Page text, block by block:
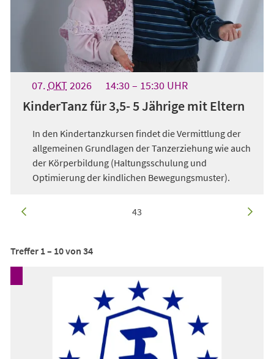
07. OKT2026 14:30 15:30UHR
KinderTanz für 3,5- 5 Jährige mit Eltern
In den Kindertanzkursen findet die Vermittlung der
allgemeinen Grundlagen der Tanzerziehung wie auch
der Körperbildung (Haltungsschulung und
Optimierung der kindlichen Bewegungsmuster).
vorherige
aktuelle Seite: 43
nächste
Treffer 1– 10von 34